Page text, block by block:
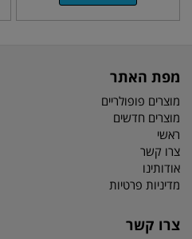
מפת האתר
מוצרים פופולריים
מוצרים חדשים
ראשי
צרו קשר
אודותינו
מדיניות פרטיות
צרו קשר